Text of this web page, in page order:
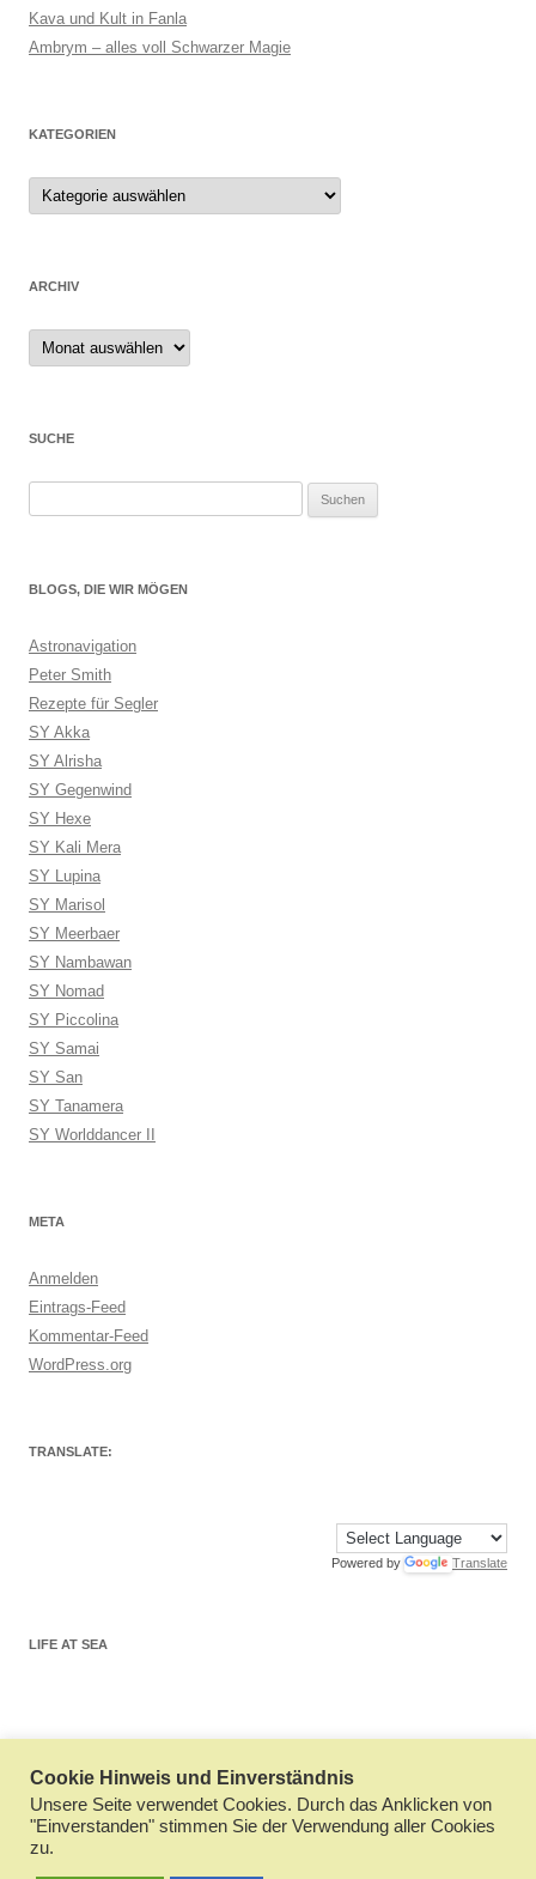
Kava und Kult in Fanla
Ambrym – alles voll Schwarzer Magie
KATEGORIEN
ARCHIV
Archiv
SUCHE
nach:
BLOGS, DIE WIR MÖGEN
Astronavigation
Peter Smith
Rezepte für Segler
SY Akka
SY Alrisha
SY Gegenwind
SY Hexe
SY Kali Mera
SY Lupina
SY Marisol
SY Meerbaer
SY Nambawan
SY Nomad
SY Piccolina
SY Samai
SY San
SY Tanamera
SY Worlddancer II
META
Anmelden
Eintrags-Feed
Kommentar-Feed
WordPress.org
TRANSLATE:
Powered by Translate
LIFE AT SEA
Datenschutzerklärung Stolz präsentiert von WordPress
Cookie Hinweis und Einverständnis
Unsere Seite verwendet Cookies. Durch das Anklicken von
"Einverstanden" stimmen Sie der Verwendung aller Cookies
zu.